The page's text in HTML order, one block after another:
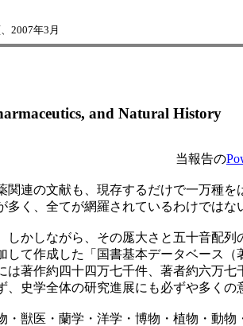
2007年3月
and Natural History
当報告の
連の文献も、現存するだけで一万種を
く、全てが網羅されているわけではな
かしながら、その厖大さと五十音配列
て作成した「国書基本データベース（
著作約四十四万七千件、著者約六万七
史学全体の研究進展にも必ずや多くの
獣医・蘭学・洋学・博物・植物・動物